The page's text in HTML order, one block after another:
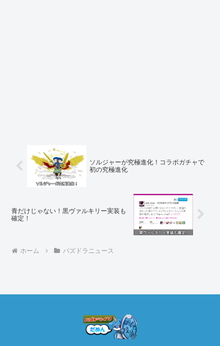
ソルジャーが究極進化！コラボガチャで
初の究極進化
青だけじゃない！黒ヴァルキリー実装も
確定！
ホーム パズドラニュース